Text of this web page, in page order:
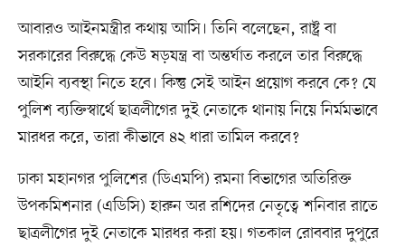
আবারও আইনমন্ত্রীর কথায় আসি। তিনি বলেছেন, রাষ্ট্র বা
সরকারের বিরুদ্ধে কেউ ষড়যন্ত্র বা অন্তর্ঘাত করলে তার বিরুদ্ধে
আইনি ব্যবস্থা নিতে হবে। কিন্তু সেই আইন প্রয়োগ করবে কে? যে
পুলিশ ব্যক্তিস্বার্থে ছাত্রলীগের দুই নেতাকে থানায় নিয়ে নির্মমভাবে
মারধর করে, তারা কীভাবে ৪২ ধারা তামিল করবে?
ঢাকা মহানগর পুলিশের (ডিএমপি) রমনা বিভাগের অতিরিক্ত
উপকমিশনার (এডিসি) হারুন অর রশিদের নেতৃত্বে শনিবার রাতে
ছাত্রলীগের দুই নেতাকে মারধর করা হয়। গতকাল রোববার দুপুরে